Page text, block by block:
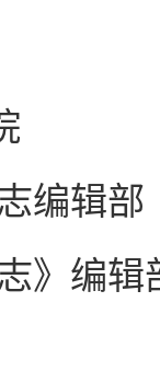
编辑部
》编辑